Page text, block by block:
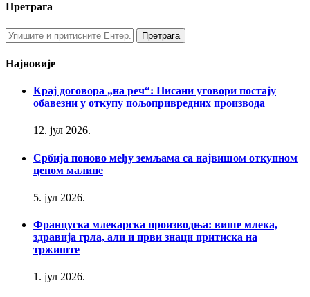
Претрага
Најновије
Крај договора „на реч“: Писани уговори постају
обавезни у откупу пољопривредних производа
12. јул 2026.
Србија поново међу земљама са највишом откупном
ценом малине
5. јул 2026.
Француска млекарска производња: више млека,
здравија грла, али и први знаци притиска на
тржиште
1. јул 2026.